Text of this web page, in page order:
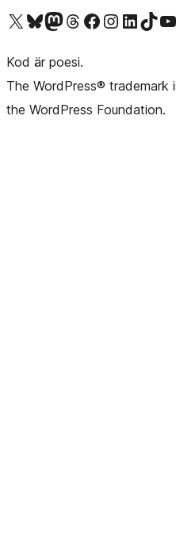
Besök vår X-konto (f.d. Twitter)
Besök vårt Bluesky-konto
Besök vårt Mastodon-konto
Besök vårt Thread-konto
Besök vår Facebook-sidaBesök vårt Instagram-konto
Besök vårt LinkedIn-konto
Besök vårtBesök
Kod är poesi.
The WordPress®
the WordPress Foundation.